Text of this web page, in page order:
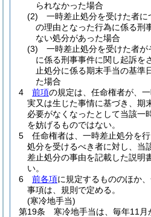
られなかった場合
(2)
一時差止処分を受けた者
の理由となった行為に係る刑
ない処分があった場合
(3)
一時差止処分を受けた者
に係る刑事事件に関し起訴を
止処分に係る期末手当の基準
た場合
4
前項の規定は、任命権者が、
実又は生じた事情に基づき、期
必要がなくなったとして当該一
を妨げるものではない。
5
任命権者は、一時差止処分を
処分を受けるべき者に対し、当
差止処分の事由を記載した説明
い。
6
前各項に規定するもののほか
事項は、規則で定める。
(寒冷地手当)
第19条
寒冷地手当は、毎年11